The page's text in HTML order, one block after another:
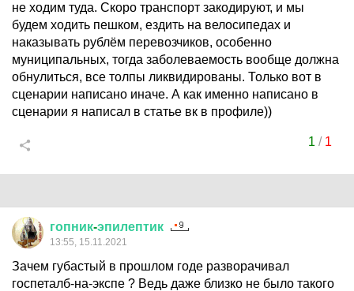
не ходим туда. Скоро транспорт закодируют, и мы
будем ходить пешком, ездить на велосипедах и
наказывать рублём перевозчиков, особенно
муниципальных, тогда заболеваемость вообще должна
обнулиться, все толпы ликвидированы. Только вот в
сценарии написано иначе. А как именно написано в
сценарии я написал в статье вк в профиле))
1 / 1
гопник-эпилептик
13:55, 15.11.2021
Зачем губастый в прошлом годе разворачивал
госпеталб-на-экспе ? Ведь даже близко не было такого